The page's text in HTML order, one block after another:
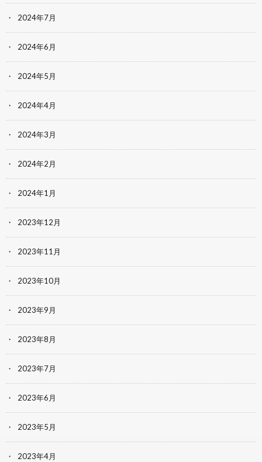
2024年7月
2024年6月
2024年5月
2024年4月
2024年3月
2024年2月
2024年1月
2023年12月
2023年11月
2023年10月
2023年9月
2023年8月
2023年7月
2023年6月
2023年5月
2023年4月